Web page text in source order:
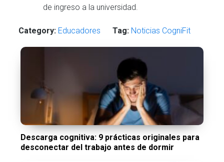
de ingreso a la universidad.
Category: Educadores Tag: Noticias CogniFit
Descarga cognitiva: 9 prácticas originales para
desconectar del trabajo antes de dormir